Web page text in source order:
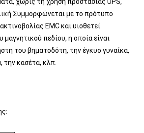
χωρίς τη χρήση προστασίας UPS,
με το πρότυπο
EMC και υιοθετεί
μαγνητικού πεδίου, η οποία είναι
του βηματοδότη, την έγκυο γυναίκα,
την κασέτα, κλπ.